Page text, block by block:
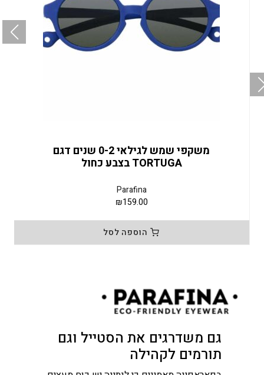
משקפי שמש לגילאי 0-2 שנים דגם
TORTUGA בצבע כחול
Parafina
₪159.00
הוספה לסל
גם משדרגים את הסטייל וגם
תורמים לקהילה